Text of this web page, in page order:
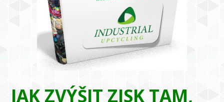
JAK ZVÝŠIT ZISK TAM,